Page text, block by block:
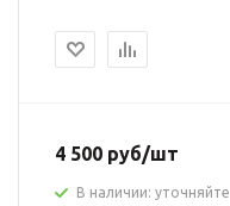
4 500 руб/шт
В наличии: уточняйте